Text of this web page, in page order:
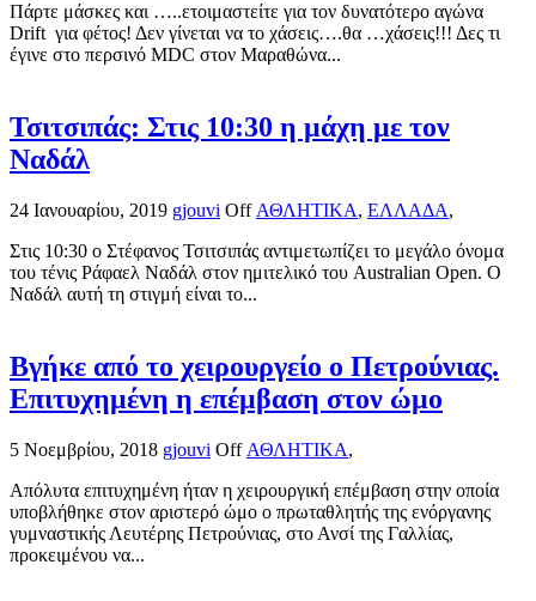
Πάρτε μάσκες και …..ετοιμαστείτε για τον δυνατότερο αγώνα
Drift για φέτος! Δεν γίνεται να το χάσεις….θα …χάσεις!!! Δες τι
έγινε στο περσινό MDC στον Μαραθώνα...
Τσιτσιπάς: Στις 10:30 η μάχη με τον
Ναδάλ
24 Ιανουαρίου, 2019 gjouvi Off ΑΘΛΗΤΙΚΑ, ΕΛΛΑΔΑ,
Στις 10:30 ο Στέφανος Τσιτσιπάς αντιμετωπίζει το μεγάλο όνομα
του τένις Ράφαελ Ναδάλ στον ημιτελικό του Australian Open. Ο
Ναδάλ αυτή τη στιγμή είναι το...
Βγήκε από το χειρουργείο ο Πετρούνιας.
Επιτυχημένη η επέμβαση στον ώμο
5 Νοεμβρίου, 2018 gjouvi Off ΑΘΛΗΤΙΚΑ,
Απόλυτα επιτυχημένη ήταν η χειρουργική επέμβαση στην οποία
υποβλήθηκε στον αριστερό ώμο ο πρωταθλητής της ενόργανης
γυμναστικής Λευτέρης Πετρούνιας, στο Ανσί της Γαλλίας,
προκειμένου να...